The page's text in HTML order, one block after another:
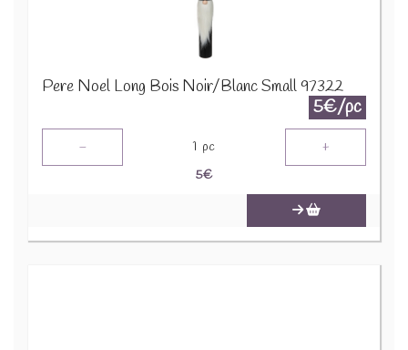
Pere Noel Long Bois Noir/Blanc Small 97322
5€/pc
- 1 pc +
5€